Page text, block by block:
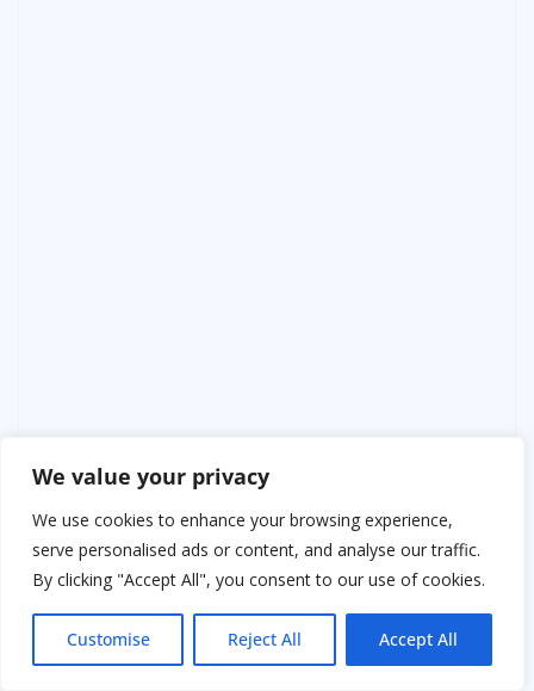
We value your privacy
We use cookies to enhance your browsing experience,
serve personalised ads or content, and analyse our traffic.
By clicking "Accept All", you consent to our use of cookies.
Customise Reject All Accept All